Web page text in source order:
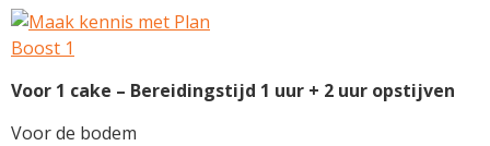
Voor 1 cake – Bereidingstijd 1 uur + 2 uur opstijven
Voor de bodem